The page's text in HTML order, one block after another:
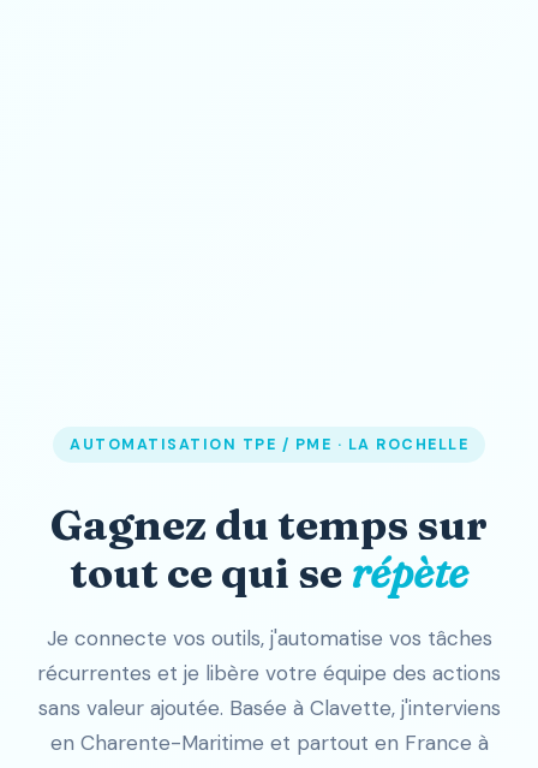
AUTOMATISATION TPE / PME · LA ROCHELLE
Gagnez du temps sur
tout ce qui se répète
Je connecte vos outils, j'automatise vos tâches
récurrentes et je libère votre équipe des actions
sans valeur ajoutée. Basée à Clavette, j'interviens
en Charente-Maritime et partout en France à